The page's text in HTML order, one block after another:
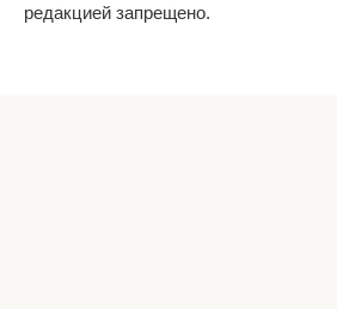
редакцией запрещено.